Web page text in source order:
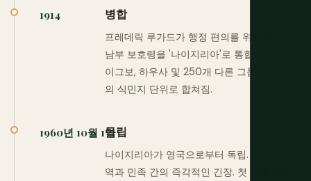
1914 병합
프레데릭 루가드가 행정 편의를 위해 북부 및
남부 보호령을 '나이지리아'로 통합. 요루바,
이그보, 하우사 및 250개 다른 그룹이 하나
의 식민지 단위로 합쳐짐.
1960년 10월 1일독립
나이지리아가 영국으로부터 독립. 세 주요 지
역과 민족 간의 즉각적인 긴장. 첫 번째 공화